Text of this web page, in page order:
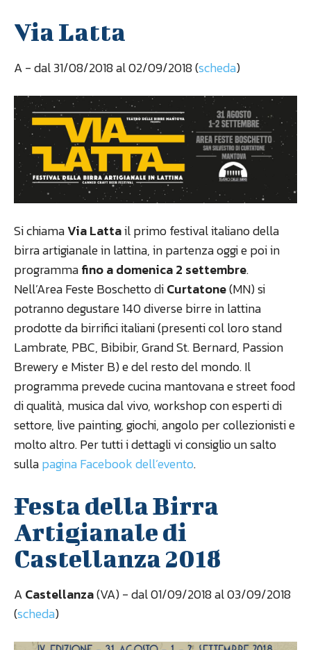
Via Latta
A- dal 31/08/2018 al 02/09/2018 (scheda)
Si chiamaVia Lattail primo festival italiano della
birra artigianale in lattina, in partenza oggi e poi in
programmafino a domenica 2 settembre.
Nell’Area Feste Boschetto diCurtatone(MN) si
potranno degustare 140 diverse birre in lattina
prodotte da birrifici italiani (presenti col loro stand
Lambrate, PBC, Bibibir, Grand St. Bernard, Passion
Brewery e Mister B) e del resto del mondo. Il
programma prevede cucina mantovana e street food
di qualità, musica dal vivo, workshop con esperti di
settore, live painting, giochi, angolo per collezionisti e
molto altro. Per tutti i dettagli vi consiglio un salto
sullapagina Facebook dell’evento.
Festa della Birra
Artigianale di
Castellanza 2018
ACastellanza(VA) - dal 01/09/2018 al 03/09/2018
(scheda)